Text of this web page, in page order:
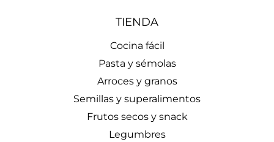
TIENDA
Cocina fácil
Pasta y sémolas
Arroces y granos
Semillas y superalimentos
Frutos secos y snack
Legumbres